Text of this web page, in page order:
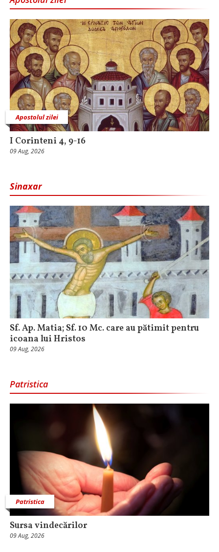
Apostolul zilei
I Corinteni 4, 9-16
09 Aug, 2026
Sinaxar
Sf. Ap. Matia; Sf. 10 Mc. care au pătimit pentru
icoana lui Hristos
09 Aug, 2026
Patristica
Patristica
Sursa vindecărilor
09 Aug, 2026